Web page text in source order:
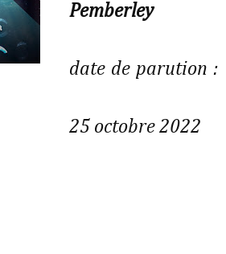
Pemberley
date de parution :
25 octobre 2022